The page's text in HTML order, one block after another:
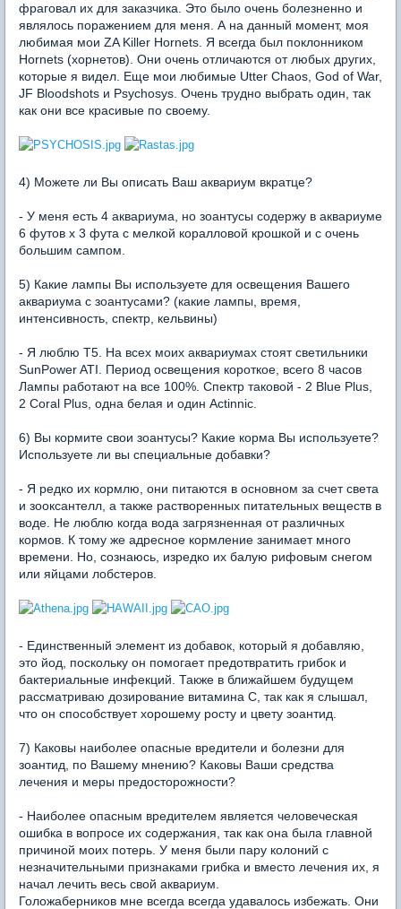
фраговал их для заказчика. Это было очень болезненно и
являлось поражением для меня. А на данный момент, моя
любимая мои ZA Killer Hornets. Я всегда был поклонником
Hornets (хорнетов). Они очень отличаются от любых других,
которые я видел. Еще мои любимые Utter Chaos, God of War,
JF Bloodshots и Psychosys. Очень трудно выбрать один, так
как они все красивые по своему.
4) Можете ли Вы описать Ваш аквариум вкратце?
- У меня есть 4 аквариума, но зоантусы содержу в аквариуме
6 футов х 3 фута с мелкой коралловой крошкой и с очень
большим сампом.
5) Какие лампы Вы используете для освещения Вашего
аквариума с зоантусами? (какие лампы, время,
интенсивность, спектр, кельвины)
- Я люблю T5. На всех моих аквариумах стоят светильники
SunPower ATI. Период освещения короткое, всего 8 часов
Лампы работают на все 100%. Спектр таковой - 2 Blue Plus,
2 Coral Plus, одна белая и один Actinnic.
6) Вы кормите свои зоантусы? Какие корма Вы используете?
Используете ли вы специальные добавки?
- Я редко их кормлю, они питаются в основном за счет света
и зооксантелл, а также растворенных питательных веществ в
воде. Не люблю когда вода загрязненная от различных
кормов. К тому же адресное кормление занимает много
времени. Но, сознаюсь, изредко их балую рифовым снегом
или яйцами лобстеров.
- Единственный элемент из добавок, который я добавляю,
это йод, поскольку он помогает предотвратить грибок и
бактериальные инфекций. Также в ближайшем будущем
рассматриваю дозирование витамина С, так как я слышал,
что он способствует хорошему росту и цвету зоантид.
7) Каковы наиболее опасные вредители и болезни для
зоантид, по Вашему мнению? Каковы Ваши средства
лечения и меры предосторожности?
- Наиболее опасным вредителем является человеческая
ошибка в вопросе их содержания, так как она была главной
причиной моих потерь. У меня были пару колоний с
незначительными признаками грибка и вместо лечения их, я
начал лечить весь свой аквариум.
Голожаберников мне всегда всегда удавалось избежать. Они